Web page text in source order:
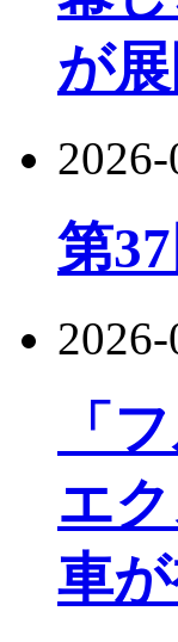
が
第
「
エ
車